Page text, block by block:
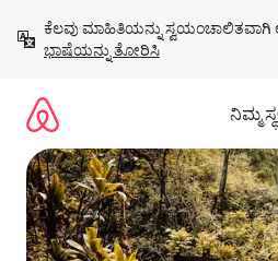
ಹೋಗಿ
ಕೆಲವು ಮಾಹಿತಿಯನ್ನು ಸ್ವಯಂಚಾಲಿತವಾಗಿ
ಭಾಷೆಯನ್ನು ತೋರಿಸಿ
ನಿಮ್ಮ